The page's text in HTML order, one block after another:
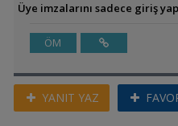
Üye imzalarını sadece giriş
ÖM
YANIT YAZ